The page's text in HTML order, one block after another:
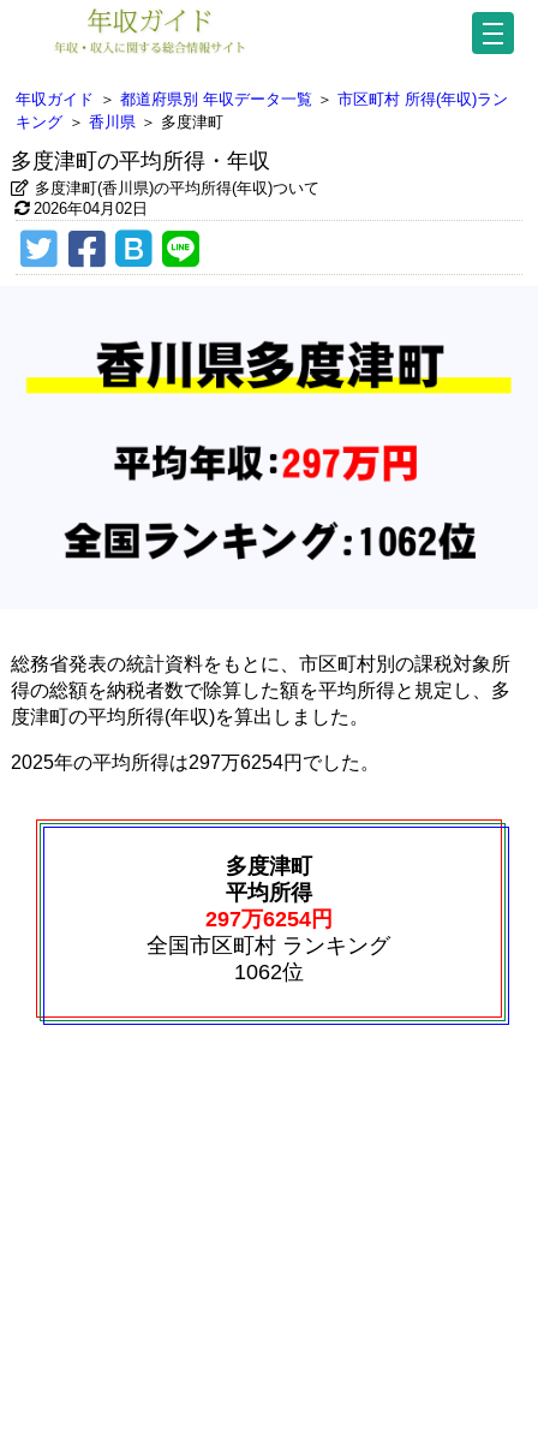
年収ガイド ＞ 都道府県別 年収データ一覧 ＞ 市区町村 所得(年収)ラン
キング ＞ 香川県 ＞ 多度津町
多度津町の平均所得・年収
多度津町(香川県)の平均所得(年収)ついて
2026年04月02日
総務省発表の統計資料をもとに、市区町村別の課税対象所
得の総額を納税者数で除算した額を平均所得と規定し、多
度津町の平均所得(年収)を算出しました。
2025年の平均所得は297万6254円でした。
多度津町
平均所得
297万6254円
全国市区町村 ランキング
1062位